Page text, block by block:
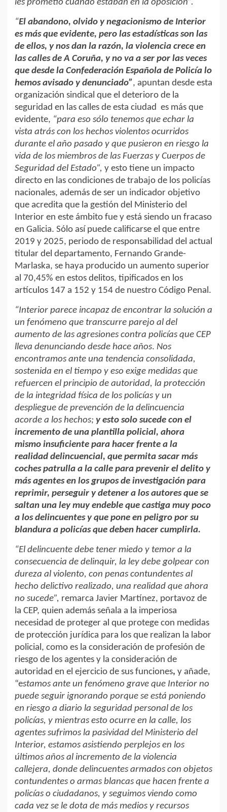
les prometió cuando estaban en la oposición”.
“El abandono, olvido y negacionismo de Interior
es más que evidente, pero las estadísticas son las
de ellos, y nos dan la razón, la violencia crece en
las calles de A Coruña, y no va a ser por las veces
que desde la Confederación Española de Policía lo
hemos avisado y denunciado”, apuntan desde esta
organización sindical que el deterioro de la
seguridad en las calles de esta ciudad es más que
evidente, “para eso sólo tenemos que echar la
vista atrás con los hechos violentos ocurridos
durante el año pasado y que pusieron en riesgo la
vida de los miembros de las Fuerzas y Cuerpos de
Seguridad del Estado”, y esto tiene un impacto
directo en las condiciones de trabajo de los policías
nacionales, además de ser un indicador objetivo
que acredita que la gestión del Ministerio del
Interior en este ámbito fue y está siendo un fracaso
en Galicia. Sólo así puede calificarse el que entre
2019 y 2025, periodo de responsabilidad del actual
titular del departamento, Fernando Grande-
Marlaska, se haya producido un aumento superior
al 70,45% en estos delitos, tipificados en los
artículos 147 a 152 y 154 de nuestro Código Penal.
“Interior parece incapaz de encontrar la solución a
un fenómeno que transcurre parejo al del
aumento de las agresiones contra policías que CEP
lleva denunciando desde hace años. Nos
encontramos ante una tendencia consolidada,
sostenida en el tiempo y eso exige medidas que
refuercen el principio de autoridad, la protección
de la integridad física de los policías y un
despliegue de prevención de la delincuencia
acorde a los hechos; y esto solo sucede con el
incremento de una plantilla policial, ahora
mismo insuficiente para hacer frente a la
realidad delincuencial, que permita sacar más
coches patrulla a la calle para prevenir el delito y
más agentes en los grupos de investigación para
reprimir, perseguir y detener a los autores que se
saltan una ley muy endeble que castiga muy poco
a los delincuentes y que pone en peligro por su
blandura a policías que deben hacer cumplirla.
“El delincuente debe tener miedo y temor a la
consecuencia de delinquir, la ley debe golpear con
dureza al violento, con penas contundentes al
hecho delictivo realizado, una realidad que ahora
no sucede”, remarca Javier Martínez, portavoz de
la CEP, quien además señala a la imperiosa
necesidad de proteger al que protege con medidas
de protección jurídica para los que realizan la labor
policial, como es la consideración de profesión de
riesgo de los agentes y la consideración de
autoridad en el ejercicio de sus funciones, y añade,
“estamos ante un fenómeno grave que Interior no
puede seguir ignorando porque se está poniendo
en riesgo a diario la seguridad personal de los
policías, y mientras esto ocurre en la calle, los
agentes sufrimos la pasividad del Ministerio del
Interior, estamos asistiendo perplejos en los
últimos años al incremento de la violencia
callejera, donde delincuentes armados con objetos
contundentes o armas blancas que hacen frente a
policías o ciudadanos, y seguimos viendo como
cada vez se le dota de más medios y recursos